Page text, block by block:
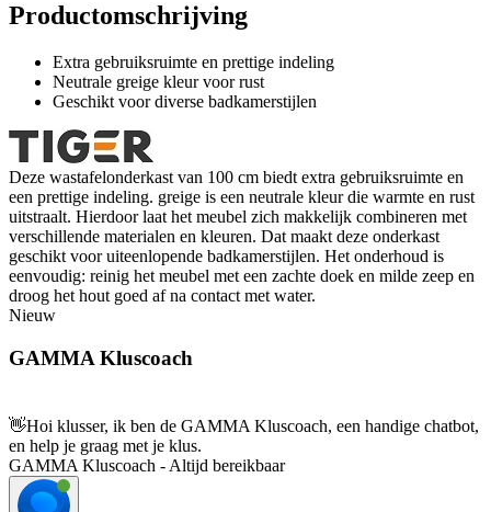
Productomschrijving
Extra gebruiksruimte en prettige indeling
Neutrale greige kleur voor rust
Geschikt voor diverse badkamerstijlen
Deze wastafelonderkast van 100 cm biedt extra gebruiksruimte en
een prettige indeling. greige is een neutrale kleur die warmte en rust
uitstraalt. Hierdoor laat het meubel zich makkelijk combineren met
verschillende materialen en kleuren. Dat maakt deze onderkast
geschikt voor uiteenlopende badkamerstijlen. Het onderhoud is
eenvoudig: reinig het meubel met een zachte doek en milde zeep en
droog het hout goed af na contact met water.
Nieuw
GAMMA Kluscoach
👋Hoi klusser, ik ben de GAMMA Kluscoach, een handige chatbot,
en help je graag met je klus.
GAMMA Kluscoach - Altijd bereikbaar